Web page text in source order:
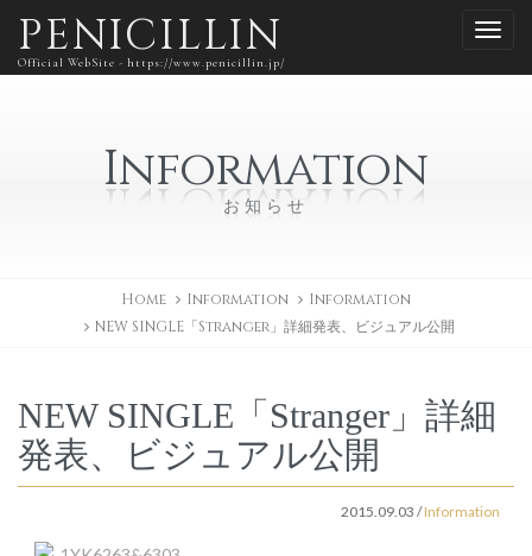
PENICILLIN
Official WebSite - https://www.penicillin.jp/
Information
お知らせ
Home Information
Information
NEW SINGLE「Stranger」詳細発表、ビジュアル公開
NEW SINGLE「Stranger」詳細
発表、ビジュアル公開
2015.09.03 /Information